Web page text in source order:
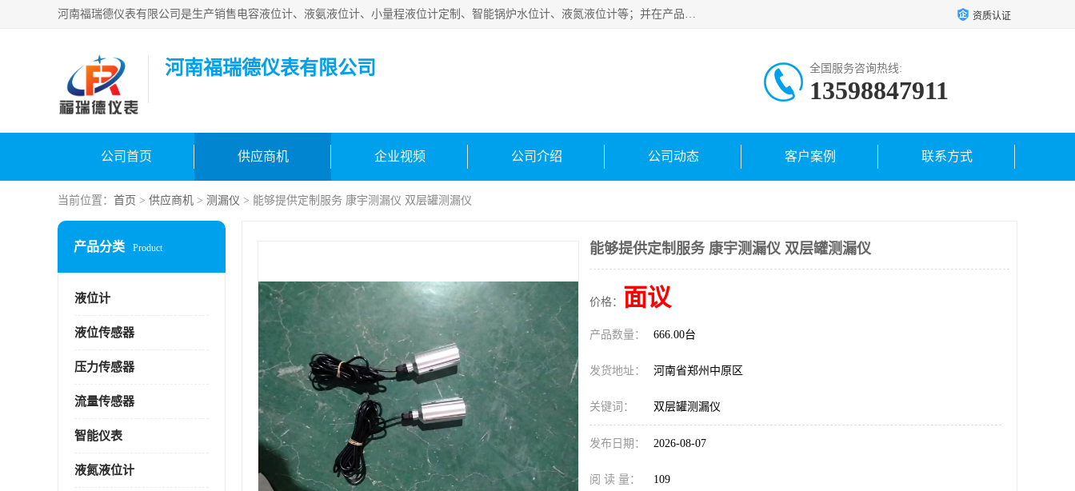
河南福瑞德仪表有限公司是生产销售电容液位计、液氨液位计、小量程液位计定制、智能锅炉水位计、液氮液位计等；并在产品开发、研制的过程中，吸取国内外仪器仪表的技术精华，建立了一支高、精、尖的科研开发队伍，使产品性能不断升级。 资质认证
河南福瑞德仪表有限公司 全国服务咨询热线:
13598847911
公司首页 供应商机 企业视频 公司介绍 公司动态 客户案例 联系方式
当前位置： 首页 > 供应商机 > 测漏仪 > 能够提供定制服务 康宇测漏仪 双层罐测漏仪
产品分类 Product
液位计
液位传感器
压力传感器
流量传感器
智能仪表
液氮液位计
能够提供定制服务 康宇测漏仪 双层罐测漏仪
价格： 面议
产品数量： 666.00台
发货地址： 河南省郑州中原区
关键词： 双层罐测漏仪
发布日期： 2026-08-07
阅 读 量： 109